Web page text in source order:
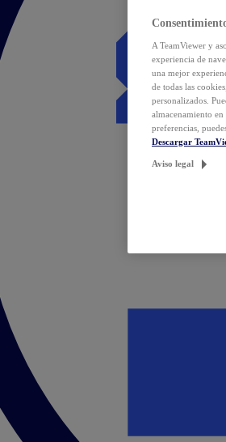
A TeamViewer y
experiencia de
una mejor
de todas las
personalizados.
almacenamiento en
preferencias,
Descargar
Aviso legal